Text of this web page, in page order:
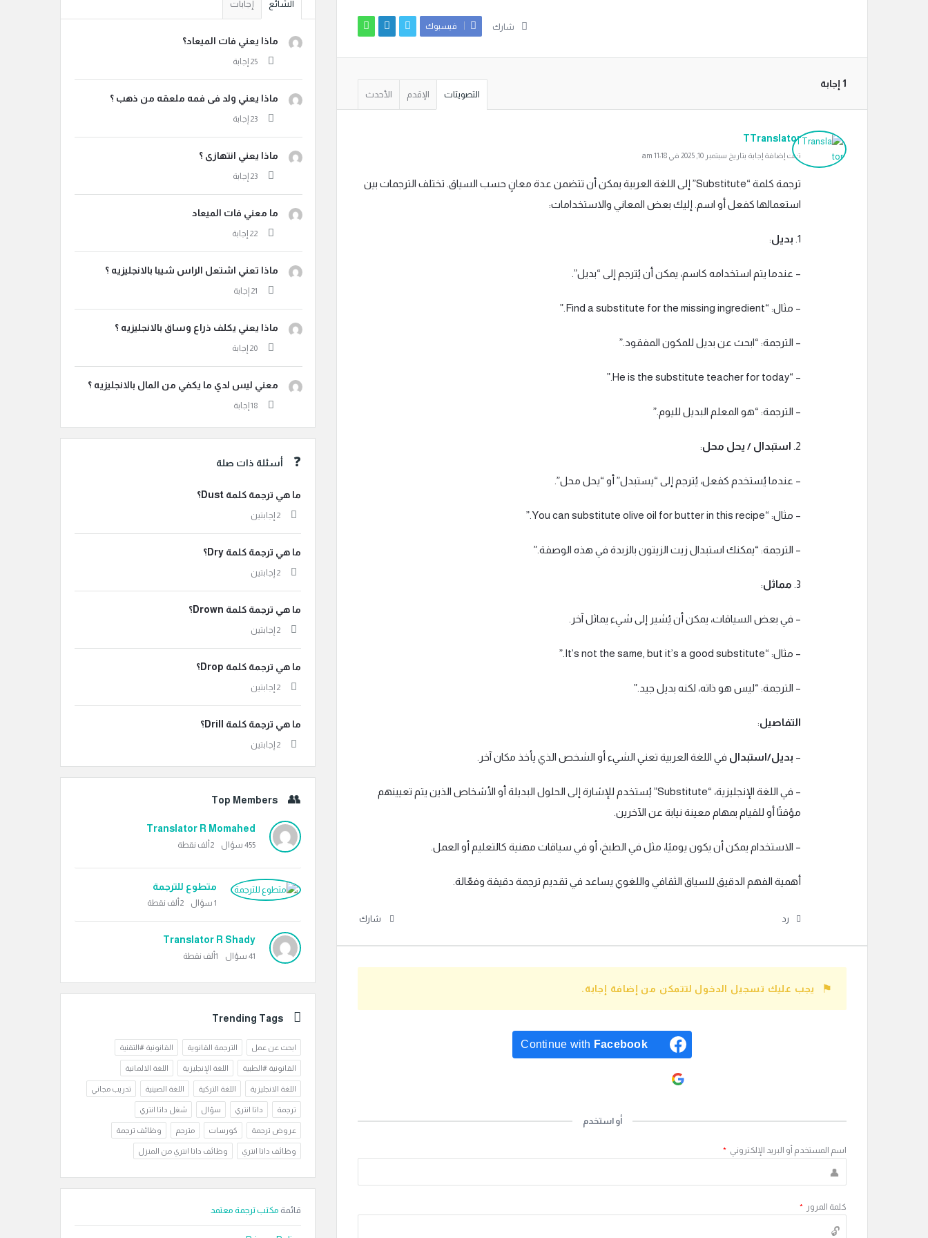
شارك فيسبوك
‫1 إجابة
التصويتات الإقدم الأحدث
TTranslator
تمت إضافة إجابة بتاريخ سبتمبر 10, 2025 في 11:18 am
ترجمة كلمة “Substitute” إلى اللغة العربية يمكن أن تتضمن عدة معانٍ حسب السياق. تختلف الترجمات بين
استعمالها كفعل أو اسم. إليك بعض المعاني والاستخدامات:
1. بديل:
– عندما يتم استخدامه كاسم، يمكن أن يُترجم إلى “بديل”.
– مثال: “Find a substitute for the missing ingredient.”
– الترجمة: “ابحث عن بديل للمكون المفقود.”
– “He is the substitute teacher for today.”
– الترجمة: “هو المعلم البديل لليوم.”
2. استبدال / يحل محل:
– عندما يُستخدم كفعل، يُترجم إلى “يستبدل” أو “يحل محل”.
– مثال: “You can substitute olive oil for butter in this recipe.”
– الترجمة: “يمكنك استبدال زيت الزيتون بالزبدة في هذه الوصفة.”
3. مماثل:
– في بعض السياقات، يمكن أن يُشير إلى شيء يماثل آخر.
– مثال: “It’s not the same, but it’s a good substitute.”
– الترجمة: “ليس هو ذاته، لكنه بديل جيد.”
التفاصيل:
– بديل/استبدال في اللغة العربية تعني الشيء أو الشخص الذي يأخذ مكان آخر.
– في اللغة الإنجليزية، “Substitute” يُستخدم للإشارة إلى الحلول البديلة أو الأشخاص الذين يتم تعيينهم
مؤقتًا أو للقيام بمهام معينة نيابة عن الآخرين.
– الاستخدام يمكن أن يكون يوميًا، مثل في الطبخ، أو في سياقات مهنية كالتعليم أو العمل.
أهمية الفهم الدقيق للسياق الثقافي واللغوي يساعد في تقديم ترجمة دقيقة وفعّالة.
رد شارك
يجب عليك تسجيل الدخول لتتمكن من إضافة إجابة.
Continue with Facebook
أو استخدم
اسم المستخدم أو البريد الإلكتروني *
كلمة المرور *
الشائع إجابات
ماذا يعني فات الميعاد؟
‏‫25 إجابة
ماذا يعني ولد فى فمه ملعقه من ذهب ؟
‏‫23 إجابة
ماذا يعني انتهازى ؟
‏‫23 إجابة
ما معني فات الميعاد
‏‫22 إجابة
ماذا تعني اشتعل الراس شيبا بالانجليزيه ؟
ماذا يعني يكلف ذراع وساق بالانجليزيه ؟
‏‫20 إجابة
معني ليس لدي ما يكفي من المال بالانجليزيه ؟
‏‫18 إجابة
أسئلة ذات صلة
ما هي ترجمة كلمة Dust؟
‫2 إجابتين
ما هي ترجمة كلمة Dry؟
‫2 إجابتين
ما هي ترجمة كلمة Drown؟
‫2 إجابتين
ما هي ترجمة كلمة Drop؟
‫2 إجابتين
ما هي ترجمة كلمة Drill؟
‫2 إجابتين
Top Members
Translator R Momahed
455 سؤال 2ألف نقطة
متطوع للترجمة
1 سؤال 2ألف نقطة
Translator R Shady
41 سؤال 1ألف نقطة
Trending Tags
ابحث عن عمل الترجمة القانوية القانونية #التقنية
القانونية #الطبية اللغة الإنجليزية اللغة الالمانية
اللغة الانجليزية اللغة التركية اللغة الصينية تدريب مجاني
ترجمة داتا انتري سؤال شغل داتا انتري
عروض ترجمة كورسات مترجم وظائف ترجمة
وظائف داتا انتري وظائف داتا انتري من المنزل
قائمة مكتب ترجمة معتمد